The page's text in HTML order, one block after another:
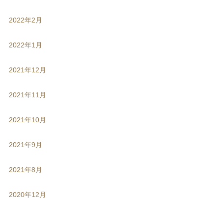
2022年2月
2022年1月
2021年12月
2021年11月
2021年10月
2021年9月
2021年8月
2020年12月